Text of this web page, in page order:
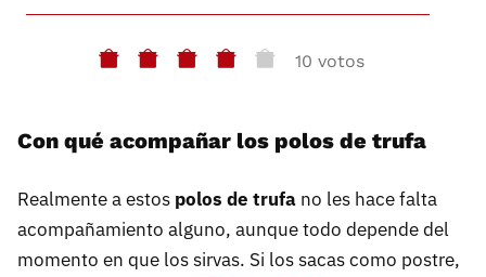
10 votos
Con qué acompañar los polos de trufa
Realmente a estos polos de trufa no les hace falta
acompañamiento alguno, aunque todo depende del
momento en que los sirvas. Si los sacas como postre,